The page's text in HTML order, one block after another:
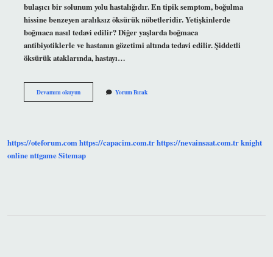
bulaşıcı bir solunum yolu hastalığıdır. En tipik semptom, boğulma
hissine benzeyen aralıksız öksürük nöbetleridir. Yetişkinlerde
boğmaca nasıl tedavi edilir? Diğer yaşlarda boğmaca
antibiyotiklerle ve hastanın gözetimi altında tedavi edilir. Şiddetli
öksürük ataklarında, hastayı…
Devamını okuyunBoğmaca
Kaç
Yorum Bırak
https://oteforum.comhttps://capacim.com.trhttps://nevainsaat.com.trknight
onlinenttgameSitemap